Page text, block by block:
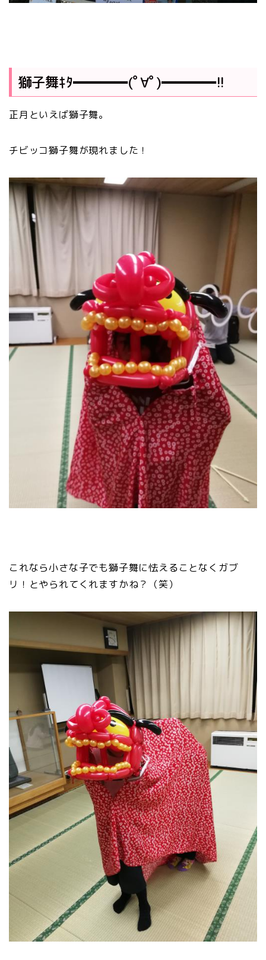
獅子舞ｷﾀ━━━━(ﾟ∀ﾟ)━━━━!!
正月といえば獅子舞。
チビッコ獅子舞が現れました！
これなら小さな子でも獅子舞に怯えることなくガブ
リ！とやられてくれますかね？（笑）